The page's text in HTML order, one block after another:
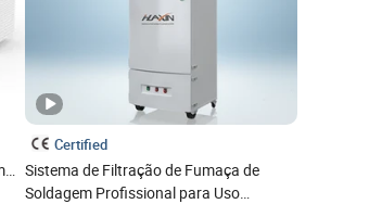
Certified
Sistema de Filtração de Fumaça de
Soldagem Profissional para Uso